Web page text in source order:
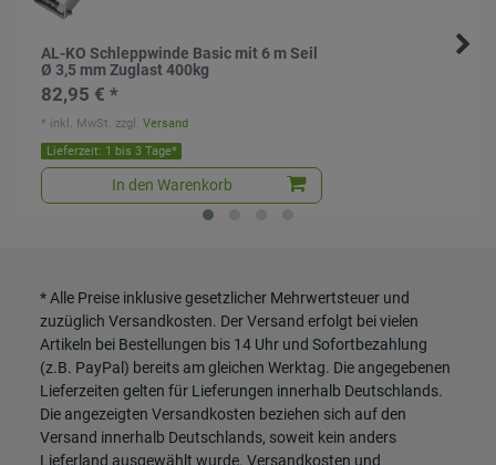
AL-KO Schleppwinde Basic mit 6 m Seil
Ø 3,5 mm Zuglast 400kg
82,95 € *
Lieferzeit: 1 bis 3 Tage*
In den Warenkorb
* inkl. MwSt. zzgl.Versand
* Alle Preise inklusive gesetzlicher Mehrwertsteuer und
zuzüglich Versandkosten. Der Versand erfolgt bei vielen
Artikeln bei Bestellungen bis 14 Uhr und Sofortbezahlung
(z.B. PayPal) bereits am gleichen Werktag. Die angegebenen
Lieferzeiten gelten für Lieferungen innerhalb Deutschlands.
Die angezeigten Versandkosten beziehen sich auf den
Versand innerhalb Deutschlands, soweit kein anders
Lieferland ausgewählt wurde. Versandkosten und